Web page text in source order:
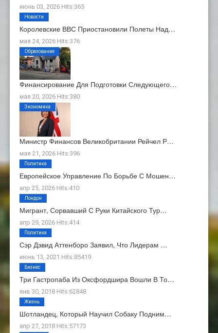
июнь 03, 2026 Hits:365
Королевские ВВС Приостановили Полеты Над…
мая 24, 2026 Hits:376
Новости
Финансирование Для Подготовки Следующего…
мая 20, 2026 Hits:380
Образование
Министр Финансов Великобритании Рейчел Р…
мая 21, 2026 Hits:396
Экономика
Европейское Управление По Борьбе С Мошен…
апр 25, 2026 Hits:410
Политика
Мигрант, Сорвавший С Руки Китайского Тур…
апр 29, 2026 Hits:414
Лондон
Сэр Дэвид Аттенборо Заявил, Что Лидерам …
июнь 13, 2021 Hits:85419
Политика
Три Гастропаба Из Оксфордшира Вошли В То…
янв 30, 2018 Hits:62848
Бизнес
Шотландец, Который Научил Собаку Подним…
апр 27, 2018 Hits:57173
Жизнь